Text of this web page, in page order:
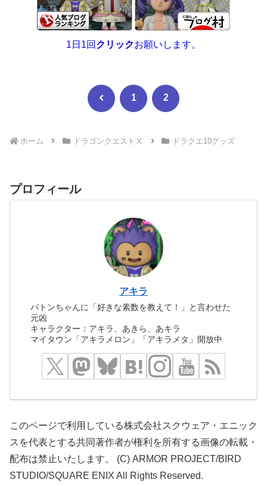
1日1回 クリックお願いします。
前 1 2
ホーム ドラゴンクエストⅩ ドラクエ10グッズ
プロフィール
アキラ
バトンちゃんに「好きな素数を教えて！」と言わせた
元凶
キャラクター：アキラ、あきら、あキラ
マイタウン「アキラメロン」「アキラメタ」開放中
このページで利用している株式会社スクウェア・エニック
スを代表とする共同著作者が権利を所有する画像の転載・
配布は禁止いたします。 (C) ARMOR PROJECT/BIRD
STUDIO/SQUARE ENIX All Rights Reserved.